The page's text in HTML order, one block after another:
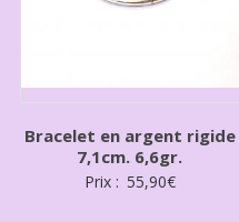
Bracelet en argent rigide
7,1cm. 6,6gr.
Prix : 55,90€